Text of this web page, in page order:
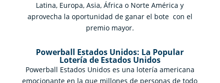
Latina, Europa, Asia, África o Norte América y
aprovecha la oportunidad de ganar el bote con el
premio mayor.
Powerball Estados Unidos: La Popular
Lotería de Estados Unidos
Powerball Estados Unidos es una lotería americana
emocionante en la que millones de personas de todo